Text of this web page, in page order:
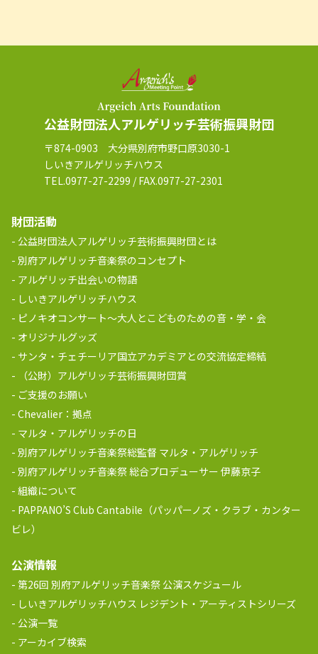
公益財団法人アルゲリッチ芸術振興財団
〒874-0903 大分県別府市野口原3030-1
しいきアルゲリッチハウス
TEL.0977-27-2299 / FAX.0977-27-2301
財団活動
公益財団法人アルゲリッチ芸術振興財団とは
別府アルゲリッチ音楽祭のコンセプト
アルゲリッチ出会いの物語
しいきアルゲリッチハウス
ピノキオコンサート～大人とこどものための音・学・会
オリジナルグッズ
サンタ・チェチーリア国立アカデミアとの交流協定締結
（公財）アルゲリッチ芸術振興財団賞
ご支援のお願い
Chevalier：拠点
マルタ・アルゲリッチの日
別府アルゲリッチ音楽祭総監督 マルタ・アルゲリッチ
別府アルゲリッチ音楽祭 総合プロデューサー 伊藤京子
組織について
PAPPANO’S Club Cantabile（パッパーノズ・クラブ・カンター
ビレ）
公演情報
第26回 別府アルゲリッチ音楽祭 公演スケジュール
しいきアルゲリッチハウス レジデント・アーティストシリーズ
公演一覧
アーカイブ検索